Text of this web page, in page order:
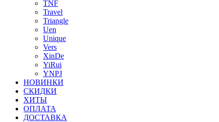
TNF
Travel
Triangle
Uen
Unique
Vers
XinDe
YiRui
YNPJ
НОВИНКИ
СКИДКИ
ХИТЫ
ОПЛАТА
ДОСТАВКА